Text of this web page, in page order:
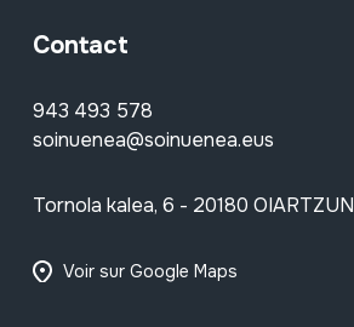
Contact
943 493 578
soinuenea@soinuenea.eus
Tornola kalea, 6 - 20180 OIARTZUN
Voir sur Google Maps